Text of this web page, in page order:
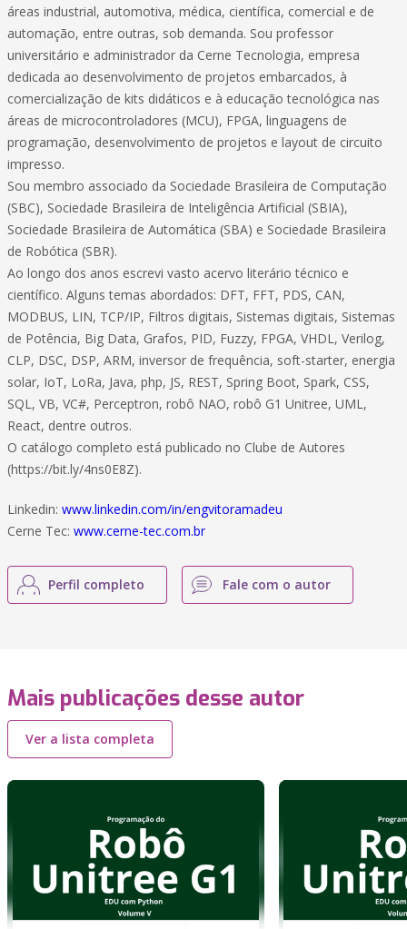
áreas industrial, automotiva, médica, científica, comercial e de
automação, entre outras, sob demanda. Sou professor
universitário e administrador da Cerne Tecnologia, empresa
dedicada ao desenvolvimento de projetos embarcados, à
comercialização de kits didáticos e à educação tecnológica nas
áreas de microcontroladores (MCU), FPGA, linguagens de
programação, desenvolvimento de projetos e layout de circuito
impresso.
Sou membro associado da Sociedade Brasileira de Computação
(SBC), Sociedade Brasileira de Inteligência Artificial (SBIA),
Sociedade Brasileira de Automática (SBA) e Sociedade Brasileira
de Robótica (SBR).
Ao longo dos anos escrevi vasto acervo literário técnico e
científico. Alguns temas abordados: DFT, FFT, PDS, CAN,
MODBUS, LIN, TCP/IP, Filtros digitais, Sistemas digitais, Sistemas
de Potência, Big Data, Grafos, PID, Fuzzy, FPGA, VHDL, Verilog,
CLP, DSC, DSP, ARM, inversor de frequência, soft-starter, energia
solar, IoT, LoRa, Java, php, JS, REST, Spring Boot, Spark, CSS,
SQL, VB, VC#, Perceptron, robô NAO, robô G1 Unitree, UML,
React, dentre outros.
O catálogo completo está publicado no Clube de Autores
(https://bit.ly/4ns0E8Z).
Linkedin: www.linkedin.com/in/engvitoramadeu
Cerne Tec: www.cerne-tec.com.br
Perfil completo Fale com o autor
Mais publicações desse autor
Ver a lista completa